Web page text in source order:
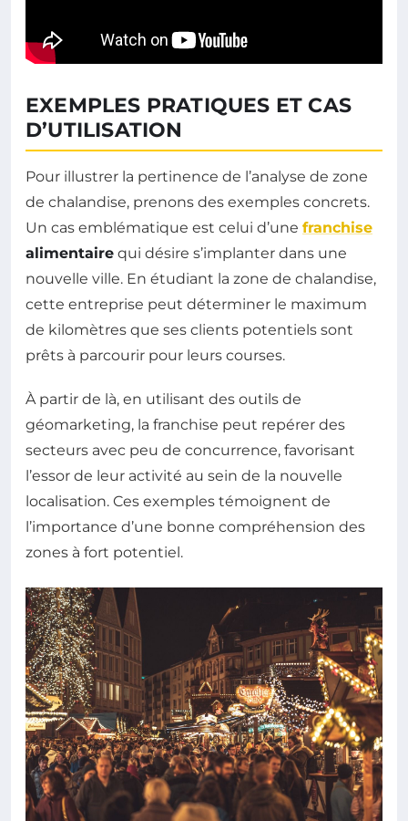
EXEMPLES PRATIQUES ET CAS
D’UTILISATION
Pour illustrer la pertinence de l’analyse de zone
de chalandise, prenons des exemples concrets.
Un cas emblématique est celui d’une franchise
alimentaire qui désire s’implanter dans une
nouvelle ville. En étudiant la zone de chalandise,
cette entreprise peut déterminer le maximum
de kilomètres que ses clients potentiels sont
prêts à parcourir pour leurs courses.
À partir de là, en utilisant des outils de
géomarketing, la franchise peut repérer des
secteurs avec peu de concurrence, favorisant
l’essor de leur activité au sein de la nouvelle
localisation. Ces exemples témoignent de
l’importance d’une bonne compréhension des
zones à fort potentiel.